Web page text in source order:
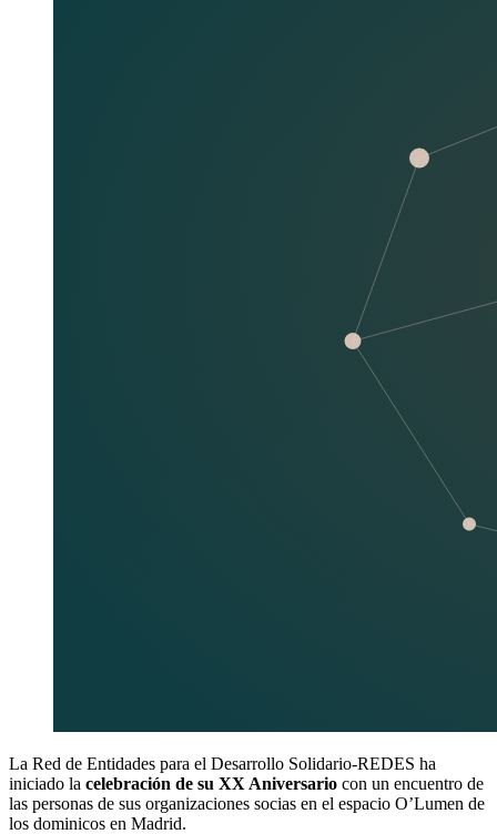
La Red de Entidades para el Desarrollo Solidario-REDES ha
iniciado la celebración de su XX Aniversario con un encuentro de
las personas de sus organizaciones socias en el espacio O’Lumen de
los dominicos en Madrid.